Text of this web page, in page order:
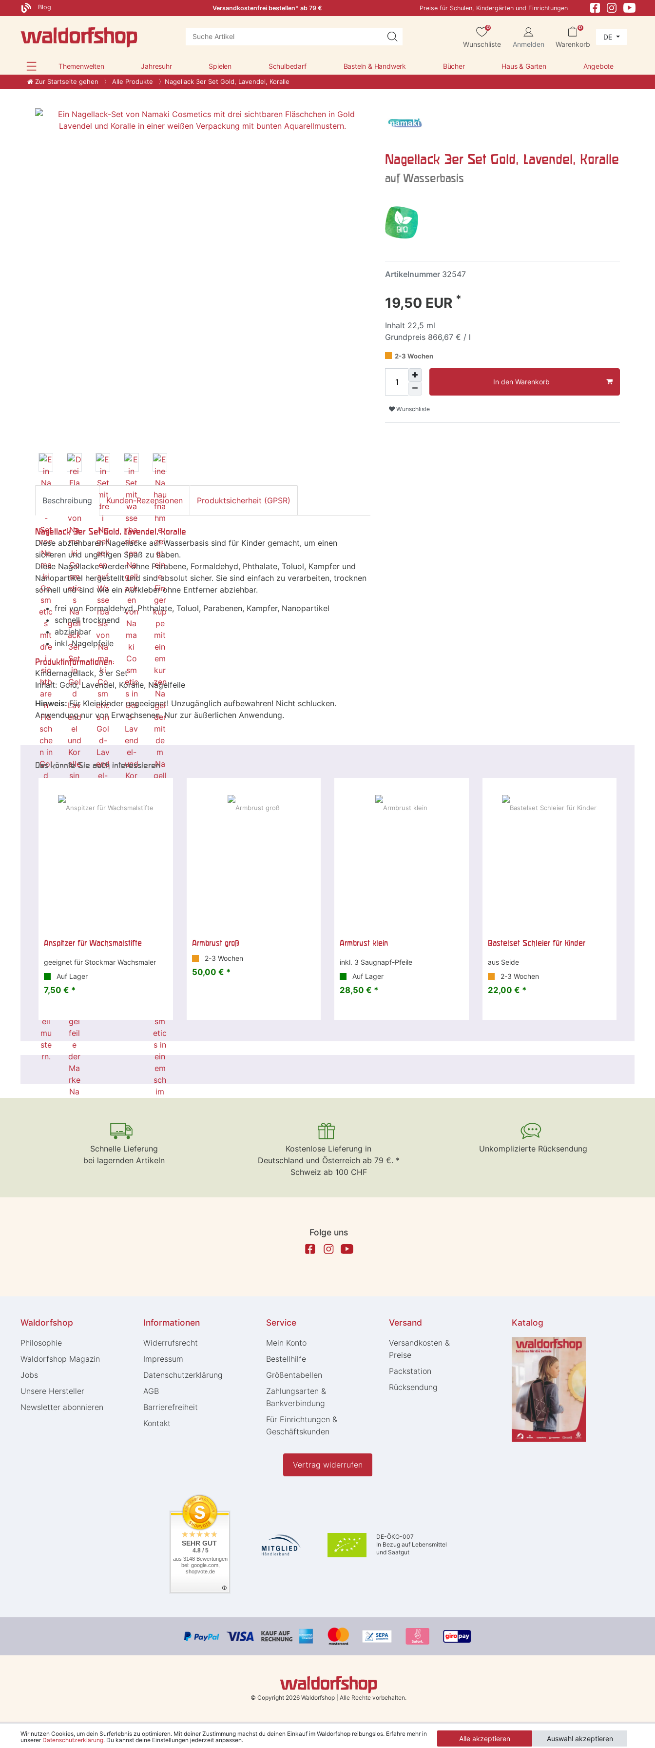
Blog Versandkostenfrei bestellen* ab 79 € Preise für Schulen, Kindergärten und Einrichtungen
0
Wunschliste Anmelden
0
Warenkorb
DE
Themenwelten Jahresuhr Spielen Schulbedarf Basteln & Handwerk Bücher Haus & Garten Angebote
Zur Startseite gehen Alle Produkte Nagellack 3er Set Gold, Lavendel, Koralle
Nagellack 3er Set Gold, Lavendel, Koralle
auf Wasserbasis
Artikelnummer 32547
19,50 EUR *
Inhalt 22,5 ml
Grundpreis 866,67 € / l
2-3 Wochen
In den Warenkorb
Wunschliste
Beschreibung Kunden-Rezensionen Produktsicherheit (GPSR)
Nagellack 3er Set Gold, Lavendel, Koralle
Diese abziehbaren Nagellacke auf Wasserbasis sind für Kinder gemacht, um einen
sicheren und ungiftigen Spaß zu haben.
Diese Nagellacke werden ohne Parabene, Formaldehyd, Phthalate, Toluol, Kampfer und
Nanopartikel hergestellt und sind absolut sicher. Sie sind einfach zu verarbeiten, trocknen
schnell und sind wie ein Aufkleber ohne Entferner abziehbar.
frei von Formaldehyd, Phthalate, Toluol, Parabenen, Kampfer, Nanopartikel
schnell trocknend
abziehbar
inkl. Nagelpfeile
Produktinformationen:
Kindernagellack, 3 er Set
Inhalt: Gold, Lavendel, Koralle, Nagelfeile
Hinweis:Für Kleinkinder ungeeignet! Unzugänglich aufbewahren! Nicht schlucken.
Anwendung nur von Erwachsenen. Nur zur äußerlichen Anwendung.
Das könnte Sie auch interessieren
Anspitzer für Wachsmalstifte
geeignet für Stockmar Wachsmaler
Auf Lager
7,50 € *
Armbrust groß
2-3 Wochen
50,00 € *
Armbrust klein
inkl. 3 Saugnapf-Pfeile
Auf Lager
28,50 € *
Bastelset Schleier für Kinder
aus Seide
2-3 Wochen
22,00 € *
Schnelle Lieferung
bei lagernden Artikeln
Kostenlose Lieferung in
Deutschland und Österreich ab 79 €. *
Schweiz ab 100 CHF
Unkomplizierte Rücksendung
Folge uns
Waldorfshop
Philosophie
Waldorfshop Magazin
Jobs
Unsere Hersteller
Newsletter abonnieren
Informationen
Widerrufs­recht
Impressum
Daten­schutz­erklärung
AGB
Barrierefreiheit
Kontakt
Service
Mein Konto
Bestellhilfe
Größentabellen
Zahlungsarten &
Bankverbindung
Für Einrichtungen &
Geschäftskunden
Versand
Versandkosten &
Preise
Packstation
Rücksendung
Katalog
Vertrag widerrufen
SEHR GUT
4.8 / 5
aus 3148 Bewertungen
bei: google.com,
shopvote.de
DE-ÖKO-007
In Bezug auf Lebensmittel
und Saatgut
© Copyright 2026 Waldorfshop Alle Rechte vorbehalten.
*Kostenlose Lieferung in Deutschland und Österreich ab 79 €. (gilt nur für Sparversand - ausgenommen Sperrgut und Speditionsware)
Wir nutzen Cookies, um dein Surferlebnis zu optimieren. Mit deiner Zustimmung machst du deinen Einkauf im Waldorfshop reibungslos. Erfahre mehr in
unserer Daten­schutz­erklärung. Du kannst deine Einstellungen jederzeit anpassen. Alle akzeptieren Auswahl akzeptieren